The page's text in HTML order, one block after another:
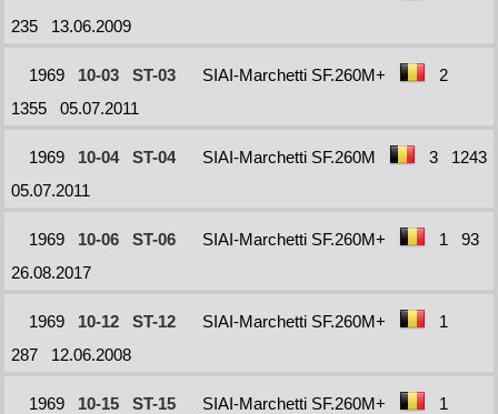
235
13.06.2009
1969 10-03 ST-03 SIAI-Marchetti SF.260M+
2
1355
05.07.2011
1969 10-04 ST-04 SIAI-Marchetti SF.260M 3
1243
05.07.2011
1969 10-06 ST-06 SIAI-Marchetti SF.260M+ 1
93
26.08.2017
1969 10-12 ST-12 SIAI-Marchetti SF.260M+
1
287
12.06.2008
1969 10-15 ST-15 SIAI-Marchetti SF.260M+
1